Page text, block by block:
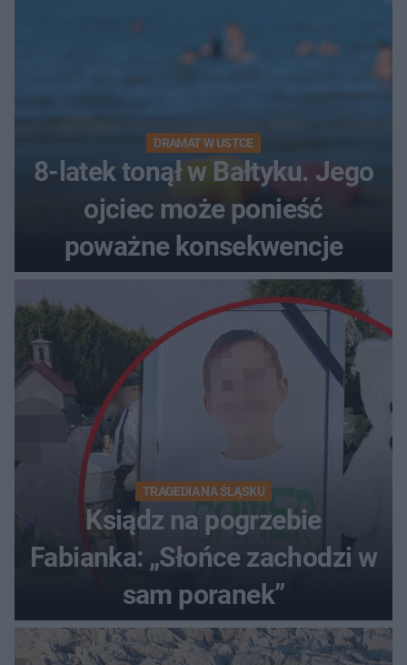
DRAMAT W USTCE
8-latek tonął w Bałtyku. Jego
ojciec może ponieść
poważne konsekwencje
TRAGEDIA NA ŚLĄSKU
Ksiądz na pogrzebie
Fabianka: „Słońce zachodzi w
sam poranek”